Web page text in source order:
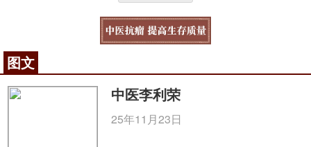
图文
中医李利荣
25年11月23日